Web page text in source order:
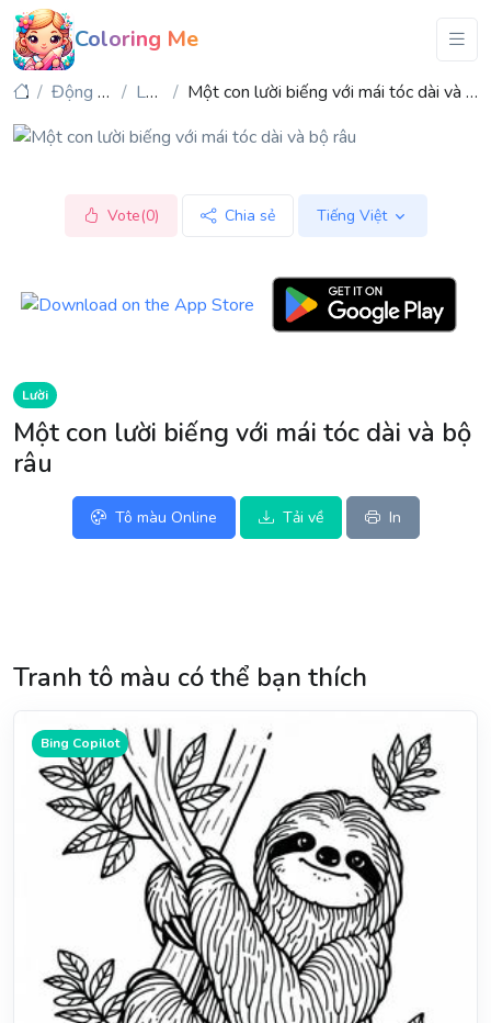
Coloring Me
Động vật Lười Một con lười biếng với mái tóc dài và bộ râu
Vote(0) Chia sẻ Tiếng Việt
Lười
Một con lười biếng với mái tóc dài và bộ
râu
Tô màu Online Tải về In
Tranh tô màu có thể bạn thích
Bing Copilot